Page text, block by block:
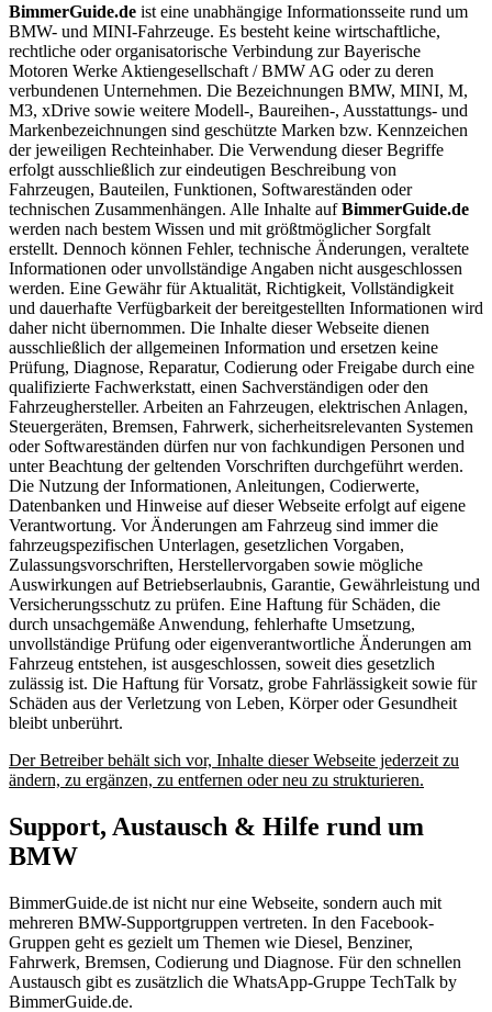
BimmerGuide.de ist eine unabhängige Informationsseite rund um
BMW- und MINI-Fahrzeuge. Es besteht keine wirtschaftliche,
rechtliche oder organisatorische Verbindung zur Bayerische
Motoren Werke Aktiengesellschaft / BMW AG oder zu deren
verbundenen Unternehmen. Die Bezeichnungen BMW, MINI, M,
M3, xDrive sowie weitere Modell-, Baureihen-, Ausstattungs- und
Markenbezeichnungen sind geschützte Marken bzw. Kennzeichen
der jeweiligen Rechteinhaber. Die Verwendung dieser Begriffe
erfolgt ausschließlich zur eindeutigen Beschreibung von
Fahrzeugen, Bauteilen, Funktionen, Softwareständen oder
technischen Zusammenhängen. Alle Inhalte aufBimmerGuide.de
werden nach bestem Wissen und mit größtmöglicher Sorgfalt
erstellt. Dennoch können Fehler, technische Änderungen, veraltete
Informationen oder unvollständige Angaben nicht ausgeschlossen
werden. Eine Gewähr für Aktualität, Richtigkeit, Vollständigkeit
und dauerhafte Verfügbarkeit der bereitgestellten Informationen wird
daher nicht übernommen. Die Inhalte dieser Webseite dienen
ausschließlich der allgemeinen Information und ersetzen keine
Prüfung, Diagnose, Reparatur, Codierung oder Freigabe durch eine
qualifizierte Fachwerkstatt, einen Sachverständigen oder den
Fahrzeughersteller. Arbeiten an Fahrzeugen, elektrischen Anlagen,
Steuergeräten, Bremsen, Fahrwerk, sicherheitsrelevanten Systemen
oder Softwareständen dürfen nur von fachkundigen Personen und
unter Beachtung der geltenden Vorschriften durchgeführt werden.
Die Nutzung der Informationen, Anleitungen, Codierwerte,
Datenbanken und Hinweise auf dieser Webseite erfolgt auf eigene
Verantwortung. Vor Änderungen am Fahrzeug sind immer die
fahrzeugspezifischen Unterlagen, gesetzlichen Vorgaben,
Zulassungsvorschriften, Herstellervorgaben sowie mögliche
Auswirkungen auf Betriebserlaubnis, Garantie, Gewährleistung und
Versicherungsschutz zu prüfen. Eine Haftung für Schäden, die
durch unsachgemäße Anwendung, fehlerhafte Umsetzung,
unvollständige Prüfung oder eigenverantwortliche Änderungen am
Fahrzeug entstehen, ist ausgeschlossen, soweit dies gesetzlich
zulässig ist. Die Haftung für Vorsatz, grobe Fahrlässigkeit sowie für
Schäden aus der Verletzung von Leben, Körper oder Gesundheit
bleibt unberührt.
Der Betreiber behält sich vor, Inhalte dieser Webseite jederzeit zu
ändern, zu ergänzen, zu entfernen oder neu zu strukturieren.
Support, Austausch & Hilfe rund um
BMW
BimmerGuide.de ist nicht nur eine Webseite, sondern auch mit
mehreren BMW-Supportgruppen vertreten. In den Facebook-
Gruppen geht es gezielt um Themen wie Diesel, Benziner,
Fahrwerk, Bremsen, Codierung und Diagnose. Für den schnellen
Austausch gibt es zusätzlich die WhatsApp-Gruppe TechTalk by
BimmerGuide.de.